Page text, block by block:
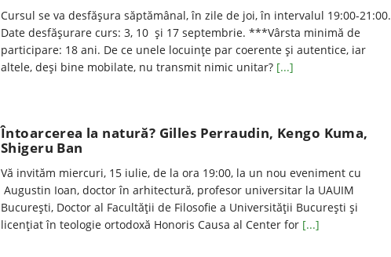
Cursul se va desfăşura săptămânal, în zile de joi, în intervalul 19:00-21:00.
Date desfăşurare curs: 3, 10 și 17 septembrie. ***Vârsta minimă de
participare: 18 ani. De ce unele locuințe par coerente și autentice, iar
altele, deși bine mobilate, nu transmit nimic unitar? [...]
Întoarcerea la natură? Gilles Perraudin, Kengo Kuma,
Shigeru Ban
Vă invităm miercuri, 15 iulie, de la ora 19:00, la un nou eveniment cu
Augustin Ioan, doctor în arhitectură, profesor universitar la UAUIM
Bucureşti, Doctor al Facultăţii de Filosofie a Universităţii Bucureşti şi
licenţiat în teologie ortodoxă Honoris Causa al Center for [...]